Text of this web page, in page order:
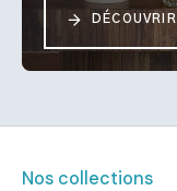
DÉCOUVRIR
Nos collections